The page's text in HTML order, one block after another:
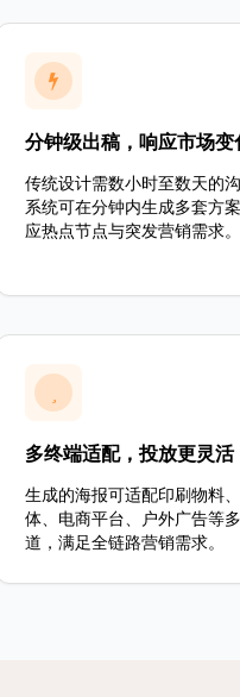
分钟级出稿，响应市场变
传统设计需数小时至数天的沟
系统可在分钟内生成多套方
应热点节点与突发营销需求。
多终端适配，投放更灵活
生成的海报可适配印刷物料
体、电商平台、户外广告等
道，满足全链路营销需求。